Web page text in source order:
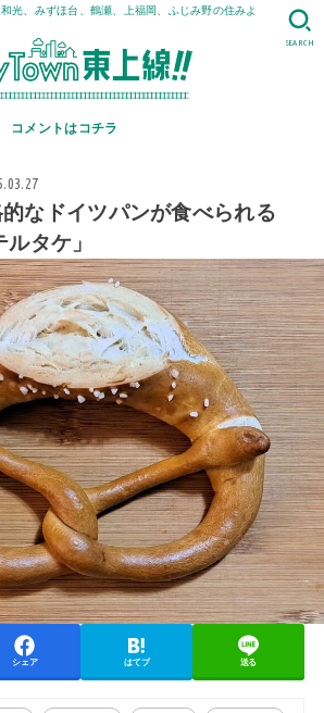
光、みずほ台、鶴瀬、上福岡、ふじみ野の住みよ
コメントはコチラ
SEARCH
なドイツパンが食べられる
ルタケ」
シェア はてブ 送る